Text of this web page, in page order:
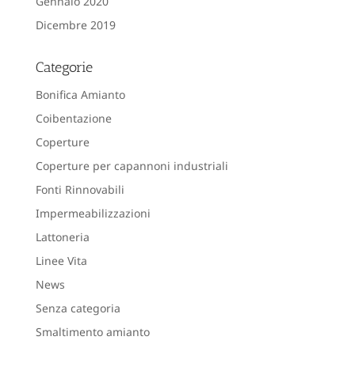
Dicembre 2019
Categorie
Bonifica Amianto
Coibentazione
Coperture
Coperture per capannoni industriali
Fonti Rinnovabili
Impermeabilizzazioni
Lattoneria
Linee Vita
News
Senza categoria
Smaltimento amianto